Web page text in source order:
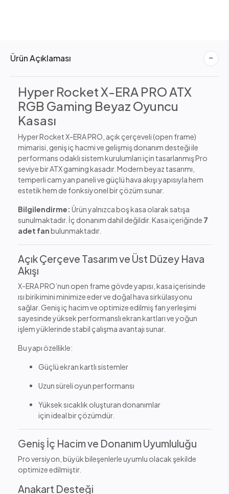
Ürün Açıklaması
Hyper Rocket X-ERA PRO ATX
RGB Gaming Beyaz Oyuncu
Kasası
Hyper Rocket X-ERA PRO, açık çerçeveli (open frame)
mimarisi, geniş iç hacmi ve gelişmiş donanım desteği ile
performans odaklı sistem kurulumları için tasarlanmış Pro
seviye bir ATX gaming kasadır. Modern beyaz tasarımı,
temperli cam yan paneli ve güçlü hava akışı yapısıyla hem
estetik hem de fonksiyonel bir çözüm sunar.
Bilgilendirme: Ürün yalnızca boş kasa olarak satışa
sunulmaktadır. İç donanım dahil değildir. Kasa içeriğinde 7
adet fanbulunmaktadır.
Açık Çerçeve Tasarım ve Üst Düzey Hava
Akışı
X-ERA PRO’nun open frame gövde yapısı, kasa içerisinde
ısı birikimini minimize eder ve doğal hava sirkülasyonu
sağlar. Geniş iç hacim ve optimize edilmiş fan yerleşimi
sayesinde yüksek performanslı ekran kartları ve yoğun
işlem yüklerinde stabil çalışma avantajı sunar.
Bu yapı özellikle:
Güçlü ekran kartlı sistemler
Uzun süreli oyun performansı
Yüksek sıcaklık oluşturan donanımlar
için ideal bir çözümdür.
Geniş İç Hacim ve Donanım Uyumluluğu
Pro versiyon, büyük bileşenlerle uyumlu olacak şekilde
optimize edilmiştir.
Anakart Desteği